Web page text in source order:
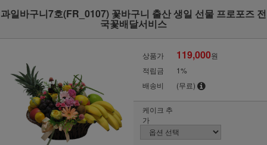
과일바구니7호(FR_0107) 꽃바구니 출산 생일 선물 프로포즈 전
국꽃배달서비스
상품가 119,000원
적립금
1%
배송비
(무료)
케이크 추
가